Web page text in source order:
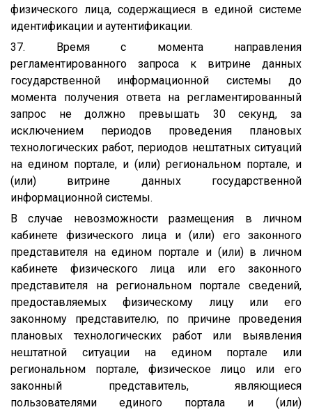
физического лица, содержащиеся в единой системе
идентификации и аутентификации.
37. Время с момента направления
регламентированного запроса к витрине данных
государственной информационной системы до
момента получения ответа на регламентированный
запрос не должно превышать 30 секунд, за
исключением периодов проведения плановых
технологических работ, периодов нештатных ситуаций
на едином портале, и (или) региональном портале, и
(или) витрине данных государственной
информационной системы.
В случае невозможности размещения в личном
кабинете физического лица и (или) его законного
представителя на едином портале и (или) в личном
кабинете физического лица или его законного
представителя на региональном портале сведений,
предоставляемых физическому лицу или его
законному представителю, по причине проведения
плановых технологических работ или выявления
нештатной ситуации на едином портале или
региональном портале, физическое лицо или его
законный представитель, являющиеся
пользователями единого портала и (или)